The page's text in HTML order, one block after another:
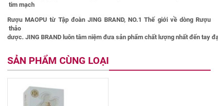
tim mạch
Rượu MAOPU từ Tập đoàn JING BRAND, NO.1 Thế giới về dòng Rượu
thảo
dược. JING BRAND luôn tâm niệm đưa sản phẩm chất lượng nhất đến tay
SẢN PHẨM CÙNG LOẠI